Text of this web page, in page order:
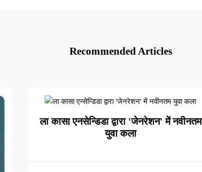
Recommended Articles
ला कासा एनसेन्डिडा द्वारा 'जेनरेशन' में नवीनतम
युवा कला